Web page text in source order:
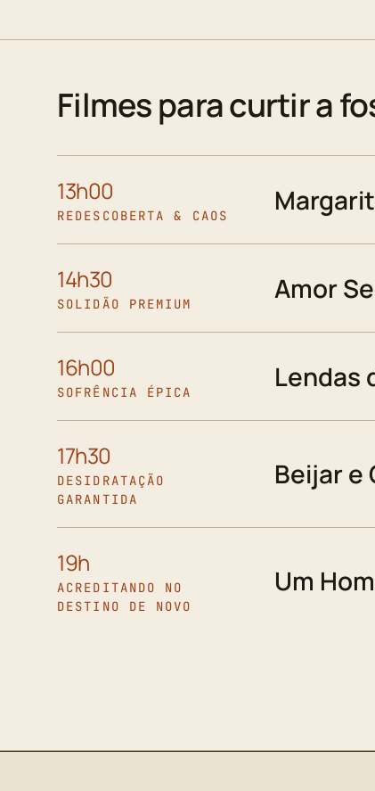
Filmes para curtir a
13h00
REDESCOBERTA & CAOS
14h30
SOLIDÃO PREMIUM Amor
16h00
SOFRÊNCIA ÉPICA Lendas
17h30
DESIDRATAÇÃO
GARANTIDA
Beijar e
19h
ACREDITANDO NO
DESTINO DE NOVO
Um